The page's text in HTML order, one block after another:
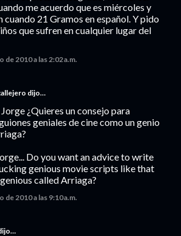
me acuerdo que es miércoles y
cuando 21 Gramos en español. Y pido
que sufren en cualquier lugar del
de 2010 a las 2:02 a.m.
dijo…
¿Quieres un consejo para
geniales de cine como un genio
Do you want an advice to write
genious movie scripts like that
called Arriaga?
de 2010 a las 9:10 a.m.